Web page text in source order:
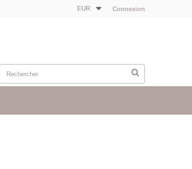
Connexion
EUR